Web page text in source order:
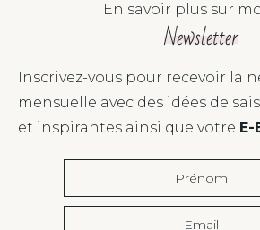
En savoir plus sur
Newsletter
Inscrivez-vous pour recevoir la
mensuelle avec des idées de
et inspirantes ainsi que votre E-